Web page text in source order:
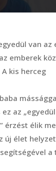
van az
emberek
kis herceg
az
érzést élik
új élet
a